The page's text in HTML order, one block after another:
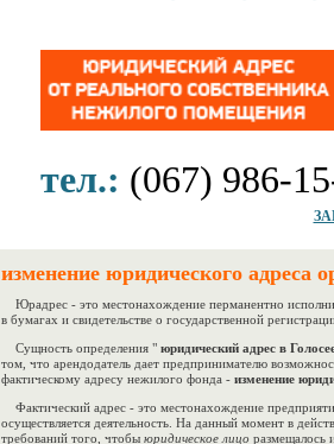
тел.: (067) 986-
изменение юридического адреса
Юрадрес - это местонахождение перманентно
в бумагах и свидетельстве о государственной
Сущность определения " юридический адрес в
том, что арендодатель дает предпринимателю
фактическому адресу нежилого фонда - изменение
Фактический адрес - это местонахождение
осуществляется деятельность. На данный момент в
требований того, чтобы юридическое лицо размещалось